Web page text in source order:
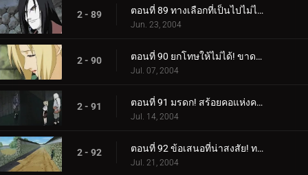
2 - 89 ตอนที่ 89 ทางเลือกที่เป็นไปไม่ได้: ความเจ็บปวดในหัวใจของซึนาเดะ
Jun. 23, 2004
2 - 90 ตอนที่ 90 ยกโทษให้ไม่ได้! ขาดความเคารพโดยสิ้นเชิง!
Jul. 07, 2004
2 - 91 ตอนที่ 91 มรดก! สร้อยคอแห่งความตาย!
Jul. 14, 2004
2 - 92 ตอนที่ 92 ข้อเสนอที่น่าสงสัย! ทางเลือกของซึนาเดะ!
Jul. 21, 2004